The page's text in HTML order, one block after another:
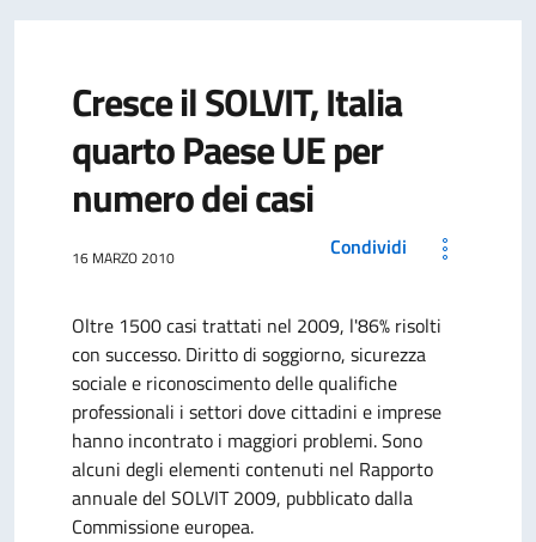
Cresce il SOLVIT, Italia
quarto Paese UE per
numero dei casi
16 MARZO 2010 Condividi
Oltre 1500 casi trattati nel 2009, l'86% risolti
con successo. Diritto di soggiorno, sicurezza
sociale e riconoscimento delle qualifiche
professionali i settori dove cittadini e imprese
hanno incontrato i maggiori problemi. Sono
alcuni degli elementi contenuti nel Rapporto
annuale del SOLVIT 2009, pubblicato dalla
Commissione europea.